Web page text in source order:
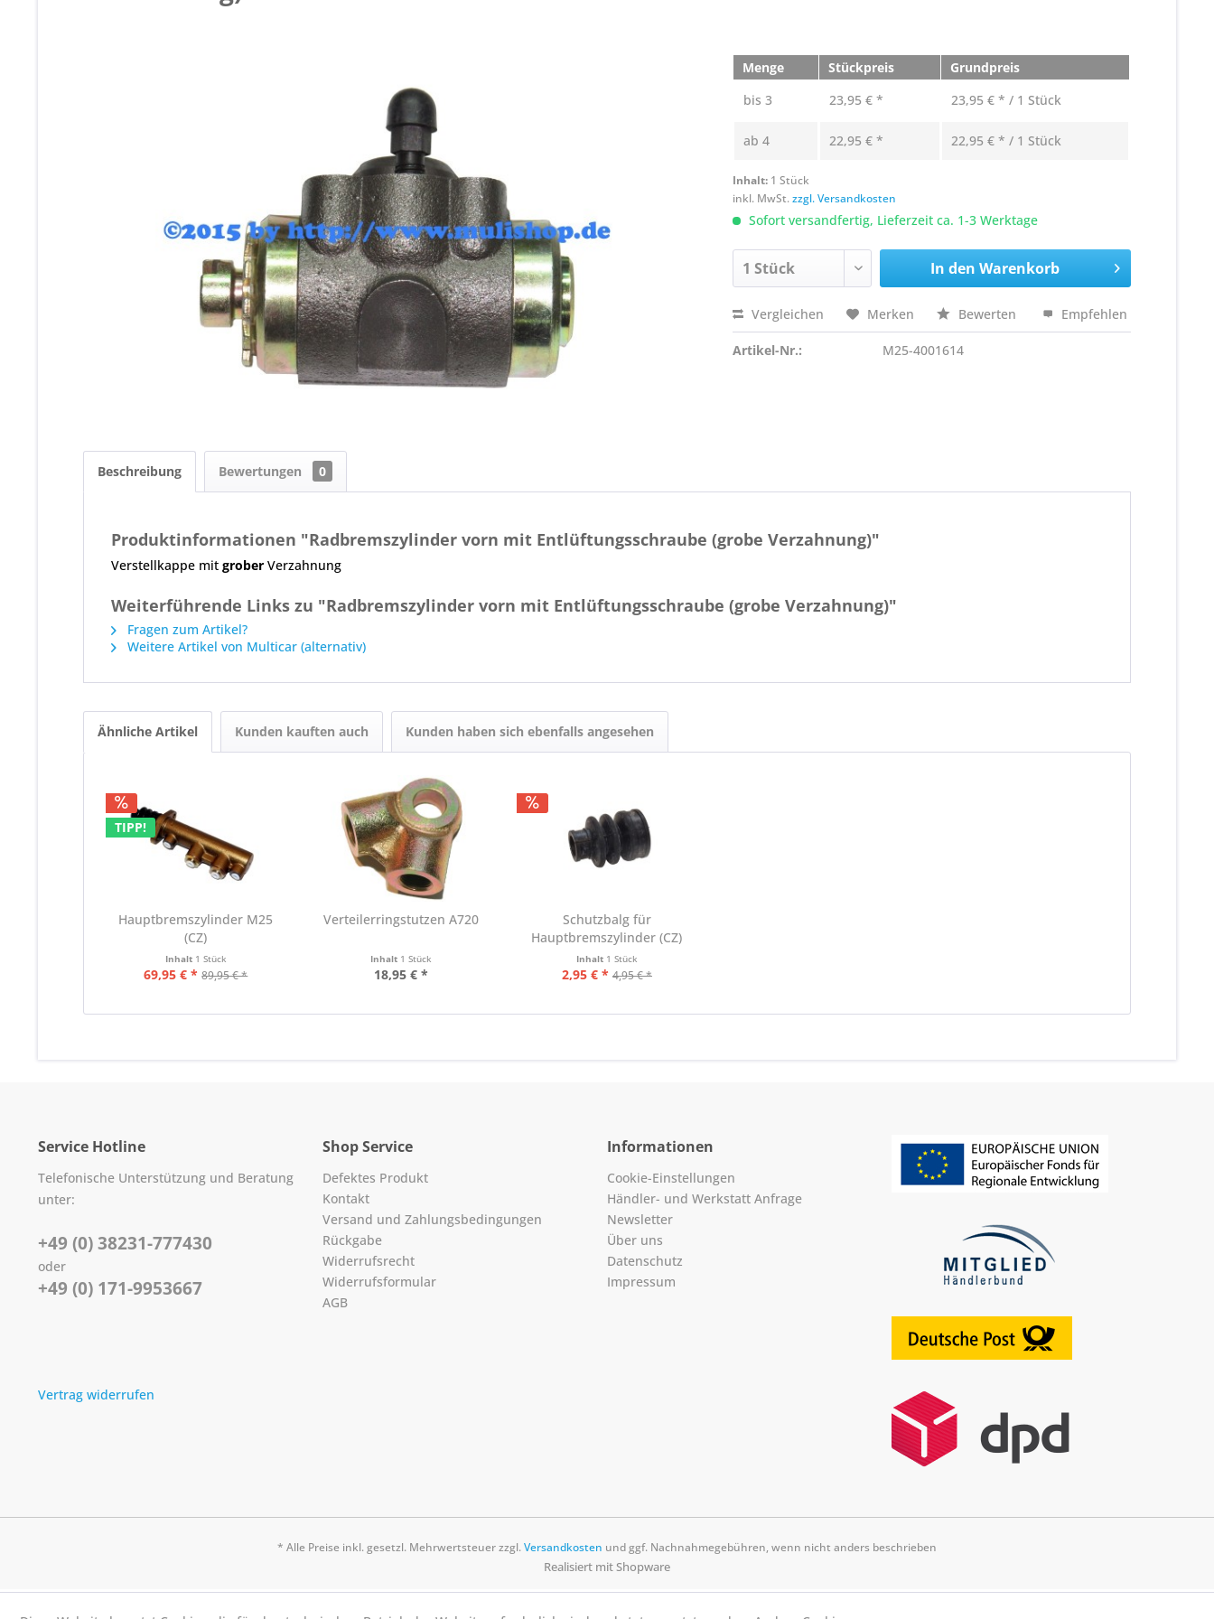
Menge Stückpreis
Grundpreis
bis3 23,95 € * 23,95 € * / 1 Stück
ab4 22,95 € * 22,95 € * / 1 Stück
Inhalt: 1 Stück
inkl. MwSt.zzgl. Versandkosten
Sofort versandfertig, Lieferzeit ca. 1-3 Werktage
In den Warenkorb
Vergleichen Merken Bewerten Empfehlen
Artikel-Nr.: M25-4001614
Beschreibung Bewertungen 0
Produktinformationen "Radbremszylinder vorn mit Entlüftungsschraube (grobe Verzahnung)"
Verstellkappe mit grober Verzahnung
Weiterführende Links zu "Radbremszylinder vorn mit Entlüftungsschraube (grobe Verzahnung)"
Fragen zum Artikel?
Weitere Artikel von Multicar (alternativ)
Ähnliche Artikel Kunden kauften auch Kunden haben sich ebenfalls angesehen
TIPP!
Hauptbremszylinder M25
(CZ)
Inhalt 1 Stück
69,95 € * 89,95 € *
Verteilerringstutzen A720
Inhalt 1 Stück
18,95 € *
Schutzbalg für
Hauptbremszylinder (CZ)
Inhalt 1 Stück
2,95 € * 4,95 € *
Service Hotline
Telefonische Unterstützung und Beratung
unter:
+49 (0) 38231-777430
oder
+49 (0) 171-9953667
Vertrag widerrufen
Shop Service
Defektes Produkt
Kontakt
Versand und Zahlungsbedingungen
Rückgabe
Widerrufsrecht
Widerrufsformular
AGB
Informationen
Cookie-Einstellungen
Händler- und Werkstatt Anfrage
Newsletter
Über uns
Datenschutz
Impressum
* Alle Preise inkl. gesetzl. Mehrwertsteuer zzgl.Versandkosten und ggf. Nachnahmegebühren, wenn nicht anders beschrieben
Realisiert mit Shopware